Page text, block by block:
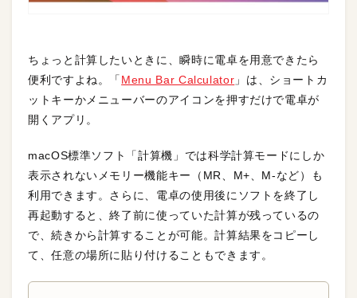
ちょっと計算したいときに、瞬時に電卓を用意できたら
便利ですよね。「 Menu Bar Calculator 」は、ショートカ
ットキーかメニューバーのアイコンを押すだけで電卓が
開くアプリ。
macOS標準ソフト「計算機」では科学計算モードにしか
表示されないメモリー機能キー（MR、M+、M-など）も
利用できます。さらに、電卓の使用後にソフトを終了し
再起動すると、終了前に使っていた計算が残っているの
で、続きから計算することが可能。計算結果をコピーし
て、任意の場所に貼り付けることもできます。